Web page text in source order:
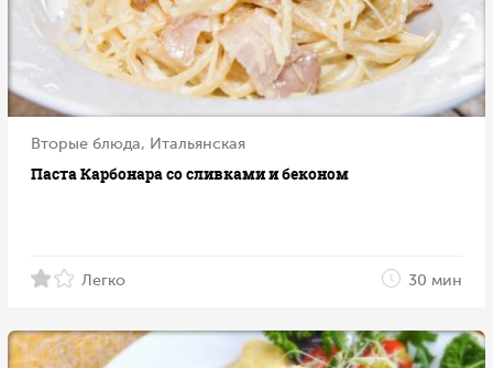
Вторые блюда, Итальянская
Паста Карбонара со сливками и беконом
Легко 30 мин